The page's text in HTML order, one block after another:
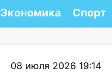
Экономика Спорт
08 июля 2026 19:14